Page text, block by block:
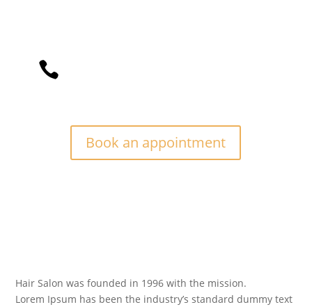

Book an appointment
Hair Salon was founded in 1996 with the mission.
Lorem Ipsum has been the industry’s standard dummy text